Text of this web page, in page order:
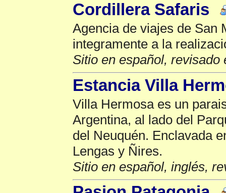
Cordillera Safaris
Agencia de viajes de San
integramente a la
Sitio en español, revisado
Estancia Villa
Villa Hermosa es un
Argentina, al lado del
del Neuquén. Enclavada
Lengas y Ñires.
Sitio en español, inglés,